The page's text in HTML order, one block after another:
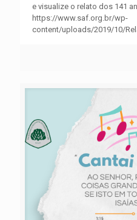
e visualize o relato dos 141
https://www.saf.org.br/wp-
content/uploads/2019/10/